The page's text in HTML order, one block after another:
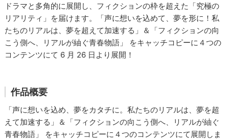
ドラマと多角的に展開し、フィクションの枠を超えた「究極の
リアリティ」を届けます。「声に想いを込めて、夢を形に！私
たちのリアルは、夢を超えて加速する」＆「フィクションの向
こう側へ、リアルが紬ぐ⻘春物語」 をキャッチコピーに４つの
コンテンツにて 6 月 26 日より展開！
作品概要
「声に想いを込め、夢をカタチに。私たちのリアルは、夢を超
えて加速する」＆「フィクションの向こう側へ、リアルが紬ぐ
青春物語」 をキャッチコピーに４つのコンテンツにて展開しま